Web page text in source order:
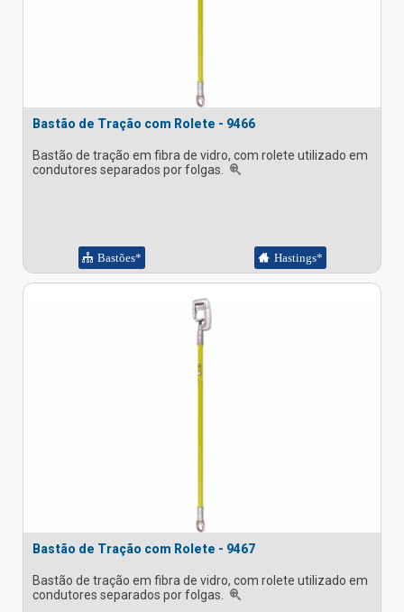
Bastão de Tração com Rolete - 9466
Bastão de tração em fibra de vidro, com rolete utilizado em
condutores separados por folgas.
Bastões* Hastings*
Bastão de Tração com Rolete - 9467
Bastão de tração em fibra de vidro, com rolete utilizado em
condutores separados por folgas.